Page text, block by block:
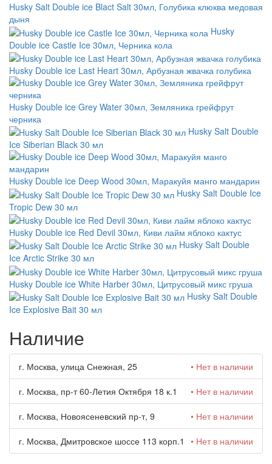
Husky Salt Double ice Blact Salt 30мл, Голубика клюква медовая
дыня
Husky
Double ice Castle Ice 30мл, Черника кола
Husky Double ice Last Heart 30мл, Арбузная жвачка голубика
Husky Double ice Grey Water 30мл, Земляника грейфрут
черника
Husky Salt Double
Ice Siberian Black 30 мл
Husky Double ice Deep Wood 30мл, Маракуйя манго мандарин
Husky Salt Double Ice
Tropic Dew 30 мл
Husky Double ice Red Devil 30мл, Киви лайм яблоко кактус
Husky Salt Double
Ice Arctic Strike 30 мл
Husky Double ice White Harber 30мл, Цитрусовый микс груша
Husky Salt Double
Ice Explosive Bait 30 мл
Наличие
г. Москва, улица Снежная, 25 • Нет в наличии
г. Москва, пр-т 60-Летия Октября 18 к.1 • Нет в наличии
г. Москва, Новоясеневский пр-т, 9 • Нет в наличии
г. Москва, Дмитровское шоссе 113 корп.1 • Нет в наличии